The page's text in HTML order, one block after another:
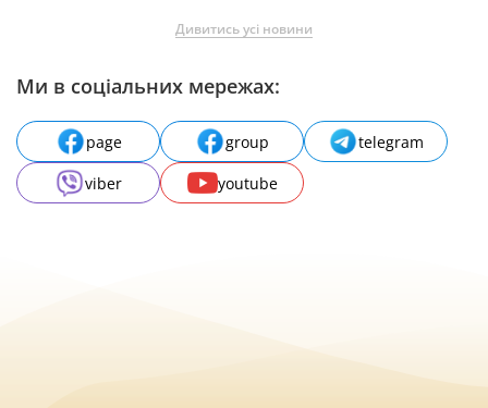
Дивитись усі новини
Ми в соціальних мережах:
page group
telegram
viber
youtube